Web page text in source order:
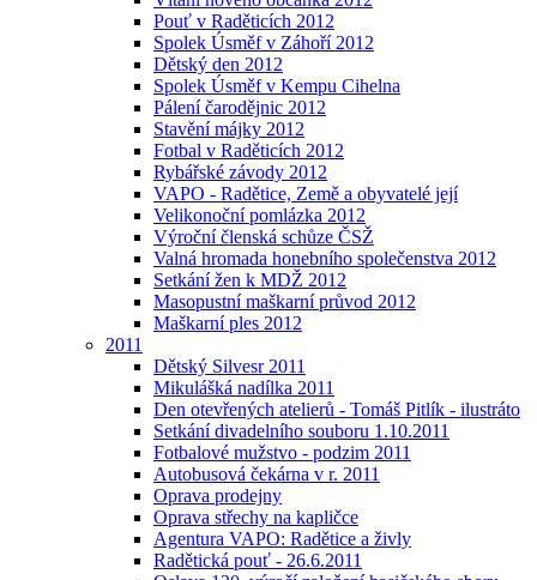
Pouť v Raděticích 2012
Spolek Úsměf v Záhoří 2012
Dětský den 2012
Spolek Úsměf v Kempu Cihelna
Pálení čarodějnic 2012
Stavění májky 2012
Fotbal v Raděticích 2012
Rybářské závody 2012
VAPO - Radětice, Země a obyvatelé její
Velikonoční pomlázka 2012
Výroční členská schůze ČSŽ
Valná hromada honebního společenstva 2012
Setkání žen k MDŽ 2012
Masopustní maškarní průvod 2012
Maškarní ples 2012
2011
Dětský Silvesr 2011
Mikulášká nadílka 2011
Den otevřených atelierů - Tomáš Pitlík - ilustráto
Setkání divadelního souboru 1.10.2011
Fotbalové mužstvo - podzim 2011
Autobusová čekárna v r. 2011
Oprava prodejny
Oprava střechy na kapličce
Agentura VAPO: Radětice a živly
Radětická pouť - 26.6.2011